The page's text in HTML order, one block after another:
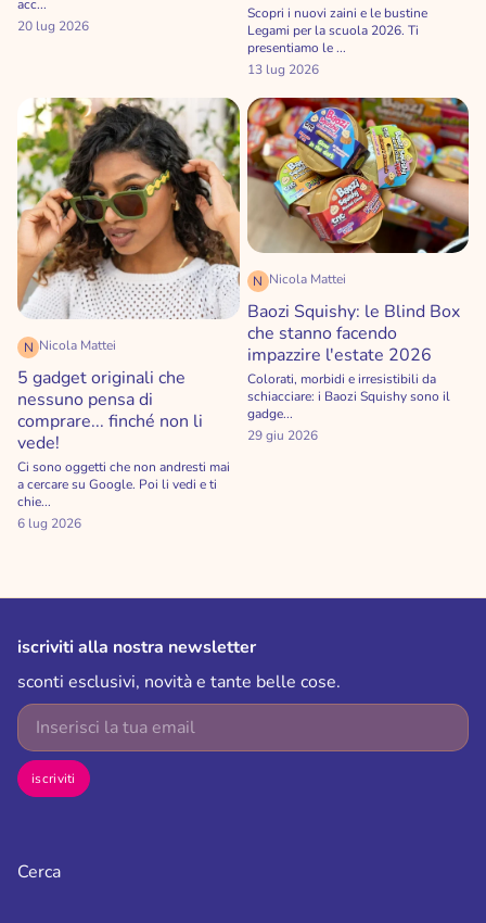
acc...
20 lug 2026
Scopri i nuovi zaini e le bustine
Legami per la scuola 2026. Ti
presentiamo le ...
13 lug 2026
N Nicola Mattei
5 gadget originali che
nessuno pensa di
comprare... finché non li
vede!
Ci sono oggetti che non andresti mai
a cercare su Google. Poi li vedi e ti
chie...
6 lug 2026
N Nicola Mattei
Baozi Squishy: le Blind Box
che stanno facendo
impazzire l'estate 2026
Colorati, morbidi e irresistibili da
schiacciare: i Baozi Squishy sono il
gadge...
29 giu 2026
iscriviti alla nostra newsletter
sconti esclusivi, novità e tante belle cose.
E-mail
iscriviti
Cerca